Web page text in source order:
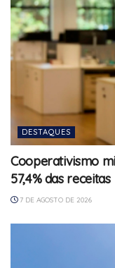
DESTAQUES
Cooperativismo
57,4% das receitas
7 DE AGOSTO DE 2026